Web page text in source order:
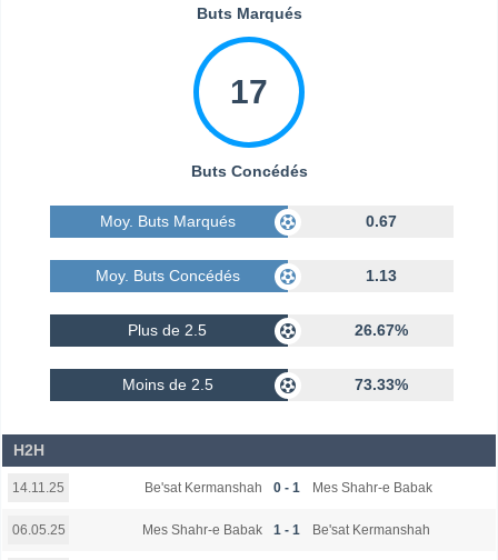
Buts Marqués
17
Buts Concédés
Moy. Buts Marqués 0.67
Moy. Buts Concédés 1.13
Plus de 2.5 26.67%
Moins de 2.5 73.33%
H2H
14.11.25 Be'sat Kermanshah 0 - 1 Mes Shahr-e Babak
06.05.25 Mes Shahr-e Babak 1 - 1 Be'sat Kermanshah